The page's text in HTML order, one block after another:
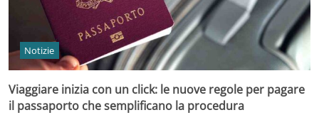
Notizie
Viaggiare inizia con un click: le nuove regole per pagare
il passaporto che semplificano la procedura